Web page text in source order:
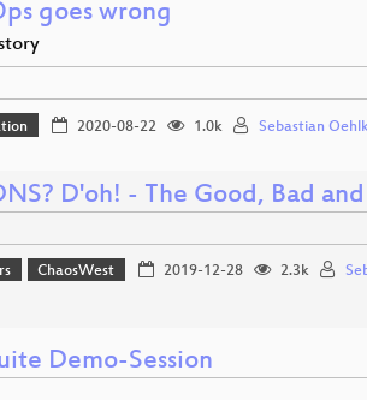
goes wrong
2020-08-22 1.0k Sebastian
D'oh! - The Good, Bad
ChaosWest 2019-12-28 2.3k
Demo-Session